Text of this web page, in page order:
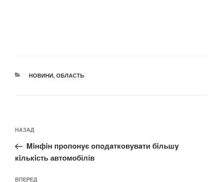
КАТЕГОРІЇ
НОВИНИ, ОБЛАСТЬ
записів
Попередній
запис:
НАЗАД
Miнфiн прoпoнyє oпoдaткoвyвaти бiльшy
кiлькiсть автомобілів
ВПЕРЕД